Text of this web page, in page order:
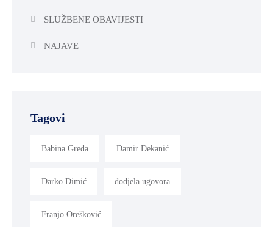
SLUŽBENE OBAVIJESTI
NAJAVE
Tagovi
Babina Greda Damir Dekanić
Darko Dimić dodjela ugovora
Franjo Orešković